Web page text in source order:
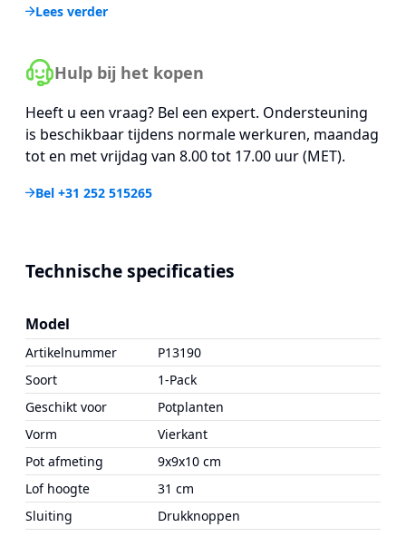
Lees verder
Hulp bij het kopen
Heeft u een vraag? Bel een expert. Ondersteuning
is beschikbaar tijdens normale werkuren, maandag
tot en met vrijdag van 8.00 tot 17.00 uur (MET).
Bel +31 252 515265
Technische specificaties
Model
Artikelnummer
P13190
Soort
1-Pack
Geschikt voor
Potplanten
Vorm
Vierkant
Pot afmeting
9x9x10 cm
Lof hoogte
31 cm
Sluiting
Drukknoppen